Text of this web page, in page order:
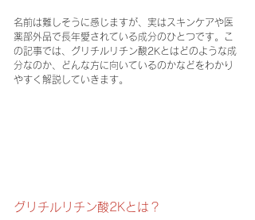
名前は難しそうに感じますが、実はスキンケアや医
薬部外品で長年愛されている成分のひとつです。こ
の記事では、グリチルリチン酸2Kとはどのような成
分なのか、どんな方に向いているのかなどをわかり
やすく解説していきます。
グリチルリチン酸2Kとは？